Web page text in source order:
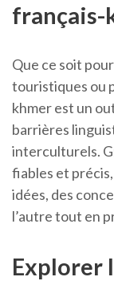
français-
Que ce soit
touristiques ou
khmer est un
barrières
interculturels.
fiables et
idées, des
l’autre tout en
Explorer